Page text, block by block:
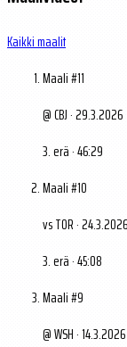
Kaikki maalit
Maali #11
@ CBJ · 29.3.2026
3. erä · 46:29
Maali #10
vs TOR · 24.3.2026
3. erä · 45:08
Maali #9
@ WSH · 14.3.2026